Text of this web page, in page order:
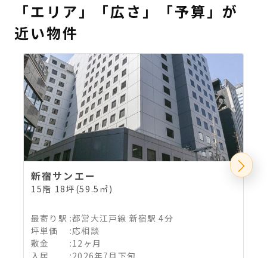
「エリア」「広さ」「予算」が
近い物件
新宿サンエー
15階 18坪(59.5㎡)
最寄り駅 :都営大江戸線 新宿駅 4分
坪単価
:応相談
敷金
:12ヶ月
入居
:2026年7月下旬